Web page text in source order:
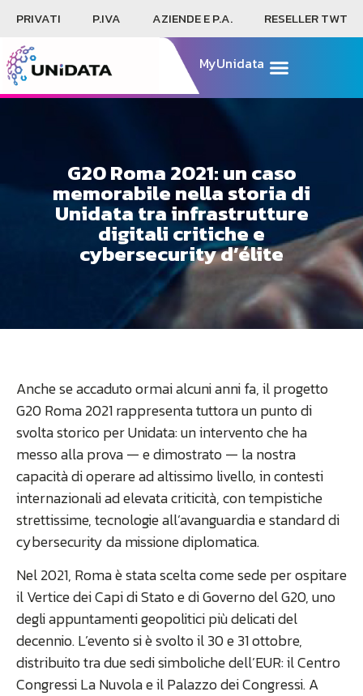
PRIVATI P.IVA AZIENDE E P.A. RESELLER TWT
MyUnidata
G20 Roma 2021: un caso
memorabile nella storia di
Unidata tra infrastrutture
digitali critiche e
cybersecurity d’élite
Anche se accaduto ormai alcuni anni fa, il progetto
G20 Roma 2021 rappresenta tuttora un punto di
svolta storico per Unidata: un intervento che ha
messo alla prova — e dimostrato — la nostra
capacità di operare ad altissimo livello, in contesti
internazionali ad elevata criticità, con tempistiche
strettissime, tecnologie all’avanguardia e standard di
cybersecurity da missione diplomatica.
Nel 2021, Roma è stata scelta come sede per ospitare
il Vertice dei Capi di Stato e di Governo del G20, uno
degli appuntamenti geopolitici più delicati del
decennio. L’evento si è svolto il 30 e 31 ottobre,
distribuito tra due sedi simboliche dell’EUR: il Centro
Congressi La Nuvola e il Palazzo dei Congressi. A